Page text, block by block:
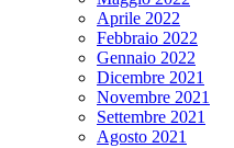
Aprile 2022
Febbraio 2022
Gennaio 2022
Dicembre 2021
Novembre 2021
Settembre 2021
Agosto 2021